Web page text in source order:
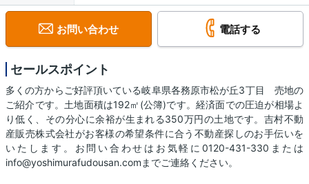
お問い合わせ 電話する
セールスポイント
多くの方からご好評頂いている岐阜県各務原市松が丘3丁目 売地の
ご紹介です。土地面積は192㎡(公簿)です。経済面での圧迫が相場よ
り低く、その分心に余裕が生まれる350万円の土地です。吉村不動
産販売株式会社がお客様の希望条件に合う不動産探しのお手伝いを
いたします。お問い合わせはお気軽に0120-431-330または
info@yoshimurafudousan.comまでご連絡ください。